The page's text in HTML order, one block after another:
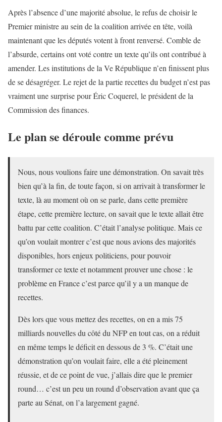
Après l’absence d’une majorité absolue, le refus de choisir le
Premier ministre au sein de la coalition arrivée en tête, voilà
maintenant que les députés votent à front renversé. Comble de
l’absurde, certains ont voté contre un texte qu’ils ont contribué à
amender. Les institutions de la Ve République n’en finissent plus
de se désagréger. Le rejet de la partie recettes du budget n’est pas
vraiment une surprise pour Éric Coquerel, le président de la
Commission des finances.
Le plan se déroule comme prévu
Nous, nous voulions faire une démonstration. On savait très
bien qu’à la fin, de toute façon, si on arrivait à transformer le
texte, là au moment où on se parle, dans cette première
étape, cette première lecture, on savait que le texte allait être
battu par cette coalition. C’était l’analyse politique. Mais ce
qu’on voulait montrer c’est que nous avions des majorités
disponibles, hors enjeux politiciens, pour pouvoir
transformer ce texte et notamment prouver une chose : le
problème en France c’est parce qu’il y a un manque de
recettes.
Dès lors que vous mettez des recettes, on en a mis 75
milliards nouvelles du côté du NFP en tout cas, on a réduit
en même temps le déficit en dessous de 3 %. C’était une
démonstration qu’on voulait faire, elle a été pleinement
réussie, et de ce point de vue, j’allais dire que le premier
round… c’est un peu un round d’observation avant que ça
parte au Sénat, on l’a largement gagné.